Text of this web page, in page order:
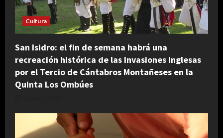
Cultura
San Isidro: el fin de semana habrá una
recreación histórica de las Invasiones Inglesas
por el Tercio de Cántabros Montañeses en la
Quinta Los Ombúes